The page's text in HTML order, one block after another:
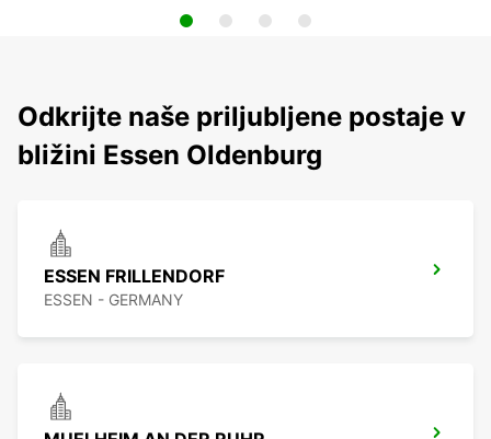
Odkrijte naše priljubljene postaje v
bližini Essen Oldenburg
ESSEN FRILLENDORF
ESSEN - GERMANY